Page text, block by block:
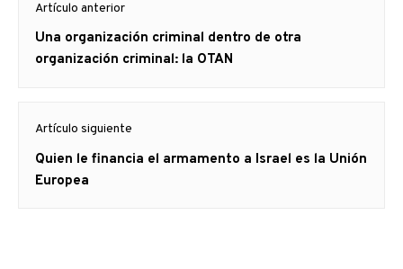
de
entradas
Artículo anterior
Artículo
anterior
Una organización criminal dentro de otra
organización criminal: la OTAN
Artículo siguiente
Artículo
siguiente:
Quien le financia el armamento a Israel es la Unión
Europea